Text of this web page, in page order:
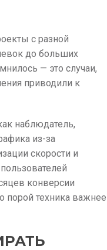
с разной
до больших
— это случаи,
приводили к
наблюдатель,
из-за
скорости и
конверсии
порой техника важнее